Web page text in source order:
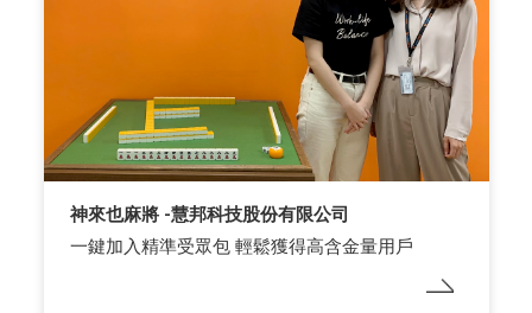
神來也麻將 -慧邦科技股份有限公司
一鍵加入精準受眾包 輕鬆獲得高含金量用戶